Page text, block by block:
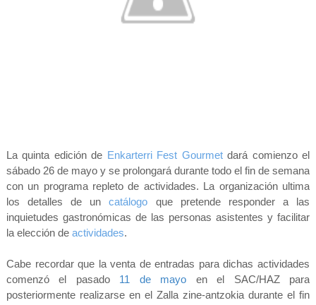
La quinta edición de Enkarterri Fest Gourmet dará comienzo el
sábado 26 de mayo y se prolongará durante todo el fin de semana
con un programa repleto de actividades. La organización ultima
los detalles de un
catálogo que pretende responder a las
inquietudes gastronómicas de las personas asistentes y facilitar
la elección de actividades.
Cabe recordar que la venta de entradas para dichas actividades
comenzóel pasado 11 de mayo en el SAC/HAZ para
posteriormente realizarse en el Zalla zine-antzokia durante el fin